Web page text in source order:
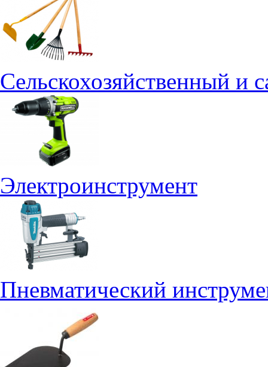
Сельскохозяйственный и
Электроинструмент
Пневматический